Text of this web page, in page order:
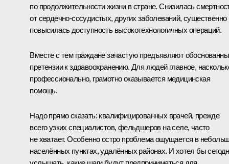
по продолжительности жизни в стране. Снизилась
от сердечно-сосудистых, других заболеваний, существенно
повысилась доступность высокотехнологичных операций.
Вместе с тем граждане зачастую предъявляют
претензии к здравоохранению. Для людей главное,
профессионально, грамотно оказывается медицинская
помощь.
Надо прямо сказать: квалифицированных врачей, прежде
всего узких специалистов, фельдшеров на селе, часто
не хватает. Особенно остро проблема ощущается в
населённых пунктах, удалённых районах. И хотел бы